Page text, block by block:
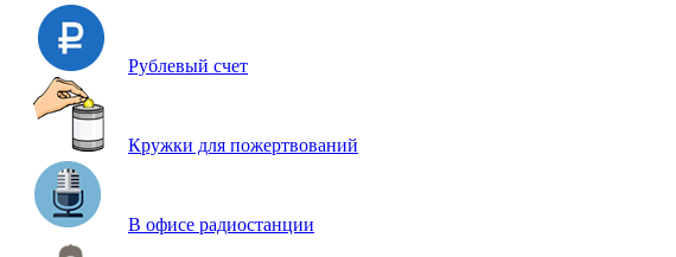
Рублевый счет
Кружки для пожертвований
В офисе радиостанции